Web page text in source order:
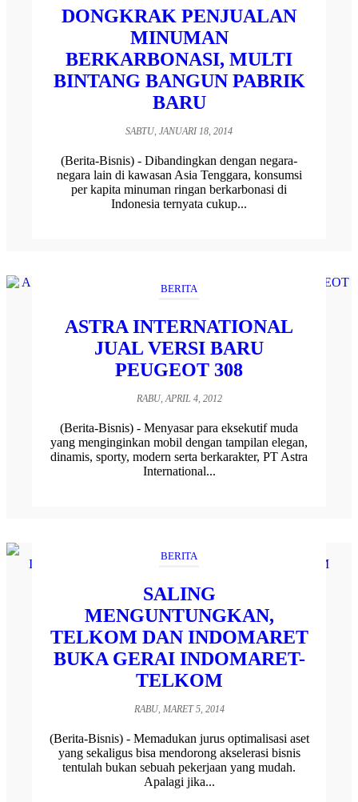
DONGKRAK PENJUALAN
MINUMAN
BERKARBONASI, MULTI
BINTANG BANGUN PABRIK
BARU
SABTU, JANUARI 18, 2014
(Berita-Bisnis) - Dibandingkan dengan negara-
negara lain di kawasan Asia Tenggara, konsumsi
per kapita minuman ringan berkarbonasi di
Indonesia ternyata cukup...
BERITA
ASTRA INTERNATIONAL
JUAL VERSI BARU
PEUGEOT 308
RABU, APRIL 4, 2012
(Berita-Bisnis) - Menyasar para eksekutif muda
yang menginginkan mobil dengan tampilan elegan,
dinamis, sporty, modern serta berkarakter, PT Astra
International...
BERITA
SALING
MENGUNTUNGKAN,
TELKOM DAN INDOMARET
BUKA GERAI INDOMARET-
TELKOM
RABU, MARET 5, 2014
(Berita-Bisnis) - Memadukan jurus optimalisasi aset
yang sekaligus bisa mendorong akselerasi bisnis
tentulah bukan sebuah pekerjaan yang mudah.
Apalagi jika...